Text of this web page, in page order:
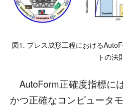
図1. プレス成形工程における
トの法
AutoForm正確度指標に
かつ正確なコンピュータ